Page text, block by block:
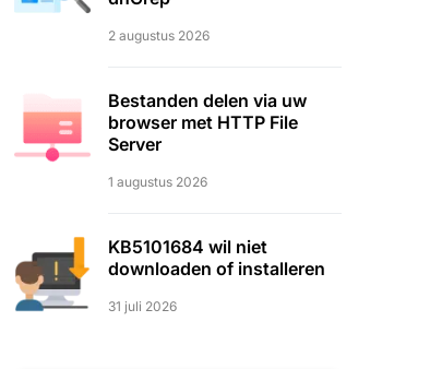
2 augustus 2026
Bestanden delen via uw
browser met HTTP File
Server
1 augustus 2026
KB5101684 wil niet
downloaden of installeren
31 juli 2026